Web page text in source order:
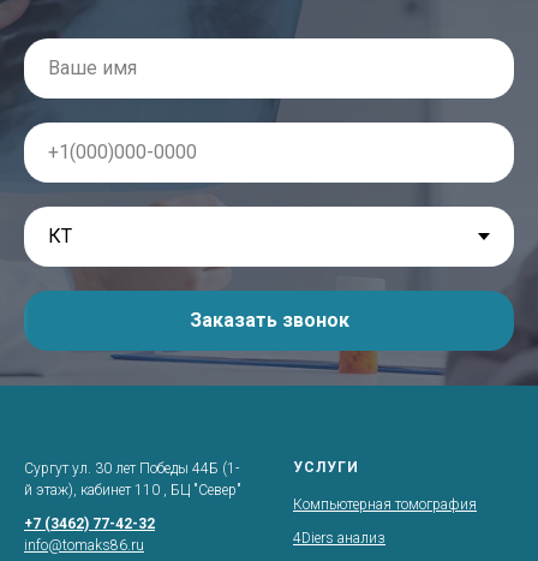
Заказать звонок
Сургут ул. 30 лет Победы 44Б (1-
й этаж), кабинет 110 , БЦ "Север"
+7 (3462) 77-42-32
info@tomaks86.ru
УСЛУГИ
Компьютерная томография
4Diers анализ